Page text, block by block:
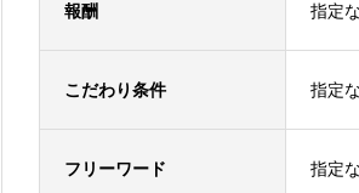
報酬 指定
こだわり条件 指定
フリーワード 指定